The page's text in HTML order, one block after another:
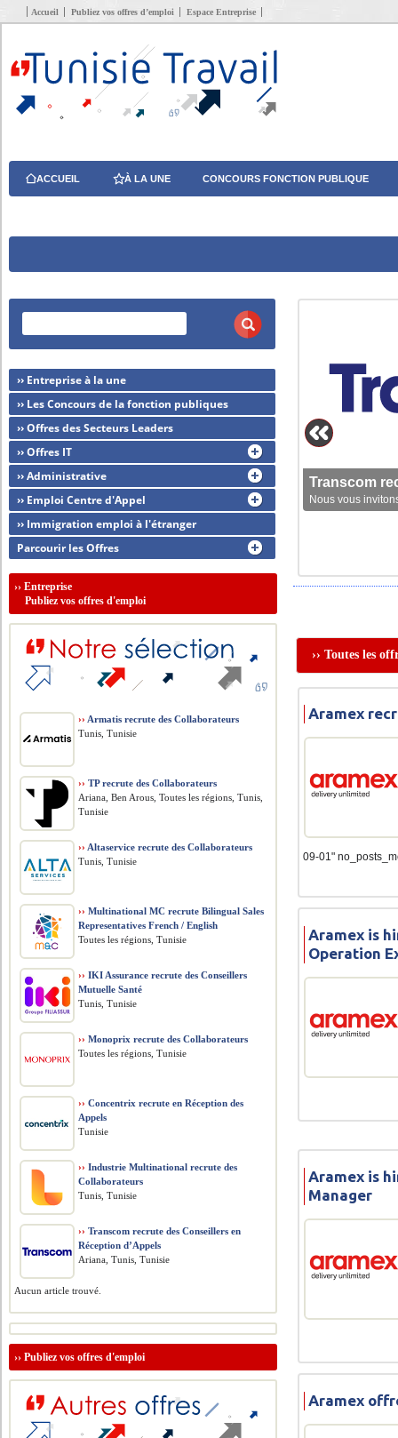
Accueil Publiez vos offres d’emploi Espace Entreprise
ACCUEIL À LA UNE CONCOURS FONCTION PUBLIQUE
Transcom
Nous vous
›› Toutes les
Aramex
09-01"
Aramex is
Operation
Aramex is
Manager
Aramex
›› Entreprise à la une
›› Les Concours de la fonction publiques
›› Offres des Secteurs Leaders
›› Offres IT
›› Administrative
›› Emploi Centre d'Appel
›› Immigration emploi à l'étranger
Parcourir les Offres
››Entreprise
Publiez vos offres d'emploi
›› Armatis recrute des Collaborateurs
Tunis, Tunisie
›› TP recrute des Collaborateurs
Ariana, Ben Arous, Toutes les régions, Tunis,
Tunisie
›› Altaservice recrute des Collaborateurs
Tunis, Tunisie
›› Multinational MC recrute Bilingual Sales
Representatives French / English
Toutes les régions, Tunisie
›› IKI Assurance recrute des Conseillers
Mutuelle Santé
Tunis, Tunisie
›› Monoprix recrute des Collaborateurs
Toutes les régions, Tunisie
›› Concentrix recrute en Réception des
Appels
Tunisie
›› Industrie Multinational recrute des
Collaborateurs
Tunis, Tunisie
›› Transcom recrute des Conseillers en
Réception d’Appels
Ariana, Tunis, Tunisie
Aucun article trouvé.
››Publiez vos offres d'emploi